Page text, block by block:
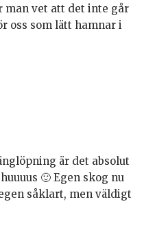
man vet att det inte går
oss som lätt hamnar i
är det absolut
🙂 Egen skog nu
såklart, men väldigt